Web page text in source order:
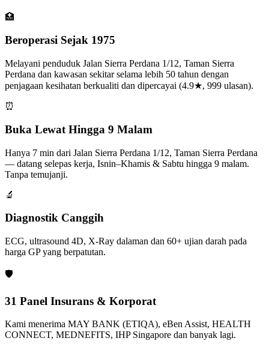
🏥
Beroperasi Sejak 1975
Melayani penduduk Jalan Sierra Perdana 1/12, Taman Sierra
Perdana dan kawasan sekitar selama lebih 50 tahun dengan
penjagaan kesihatan berkualiti dan dipercayai (4.9★, 999 ulasan).
⏰
Buka Lewat Hingga 9 Malam
Hanya 7 min dari Jalan Sierra Perdana 1/12, Taman Sierra Perdana
— datang selepas kerja, Isnin–Khamis & Sabtu hingga 9 malam.
Tanpa temujanji.
🔬
Diagnostik Canggih
ECG, ultrasound 4D, X-Ray dalaman dan 60+ ujian darah pada
harga GP yang berpatutan.
🛡️
31 Panel Insurans & Korporat
Kami menerima MAY BANK (ETIQA), eBen Assist, HEALTH
CONNECT, MEDNEFITS, IHP Singapore dan banyak lagi.